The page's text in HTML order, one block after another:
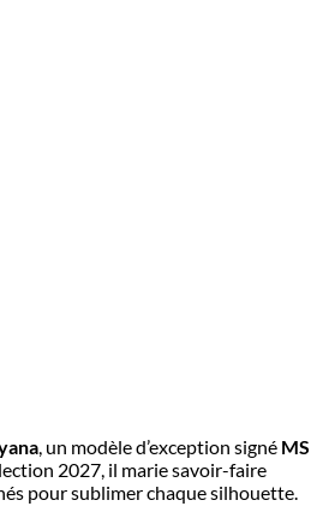
, un modèle d’exception signé MS
2027, il marie savoir-faire
pour sublimer chaque silhouette.